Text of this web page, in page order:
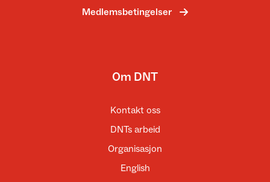
Medlemsbetingelser
Om DNT
Kontakt oss
DNTs arbeid
Organisasjon
English